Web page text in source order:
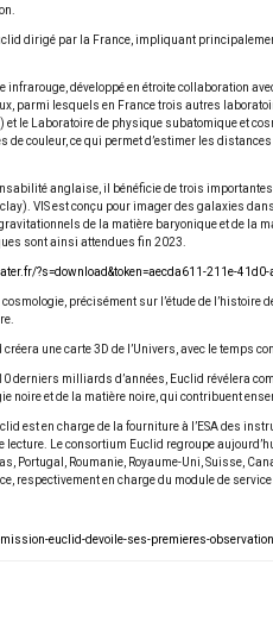
dirigé par la France, impliquant
infrarouge, développé en étroite
parmi lesquels en France trois autres
et le Laboratoire de physique subatomique et
couleur, ce qui permet d’estimer les
anglaise, il bénéficie de trois
VIS est conçu pour imager des galaxies
de la matière baryonique et de la
sont ainsi attendues fin 2023.
?s=download&token=aecda611-211e-
précisément sur l’étude de
créera une carte 3D de l’Univers, avec le
derniers milliards d’années, Euclid révélera
noire et de la matière noire, qui contribuent
est en charge de la fourniture à l’ESA des
lecture. Le consortium Euclid regroupe
Portugal, Roumanie, Royaume-Uni, Suisse,
respectivement en charge du module de
euclid-devoile-ses-premieres-